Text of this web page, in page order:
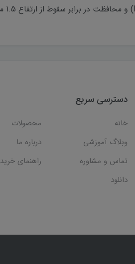
دسترسی سریع
خانه
محصولات
وبلاگ آموزشی
درباره ما
تماس و مشاوره
راهنمای خرید
دانلود